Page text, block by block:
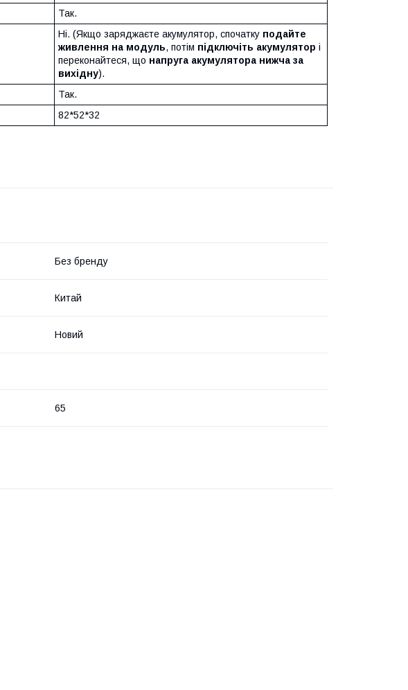
Так.
Ні. (Якщо заряджаєте акумулятор, спочатку подайте
живлення на модуль, потім підключіть акумулятор і
переконайтеся, що напруга акумулятора нижча за
вихідну).
Так.
82*52*32
Без бренду
Китай
Новий
65